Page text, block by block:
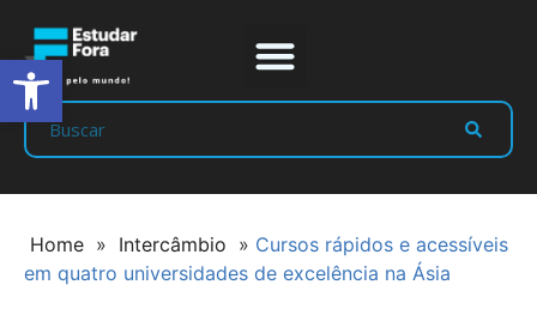
Home » Intercâmbio » Cursos rápidos e acessíveis
em quatro universidades de excelência na Ásia
Abrir a barra de ferramentas